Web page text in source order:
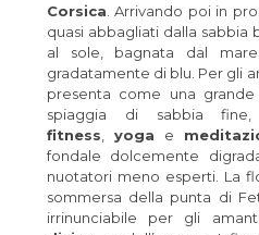
Corsica . Arrivando poi in
quasi abbagliati dalla sabbia
al sole, bagnata dal
gradatamente di blu. Per gli
presenta come una
spiaggia di sabbia
fitness
yoga e
fondale dolcemente
nuotatori meno esperti. La
sommersa della punta di
irrinunciabile per gli